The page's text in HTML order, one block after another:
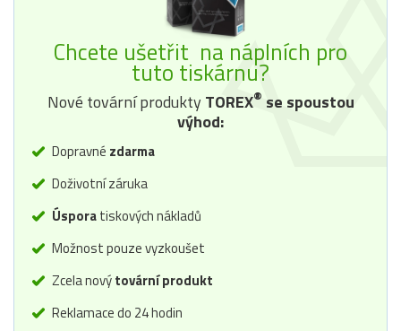
Chcete ušetřit na náplních pro
tuto tiskárnu?
Nové tovární produktyTOREX® se spoustou
výhod:
Dopravné zdarma
Doživotní záruka
Úsporatiskových nákladů
Možnost pouze vyzkoušet
Zcela novýtovární produkt
Reklamace do 24 hodin